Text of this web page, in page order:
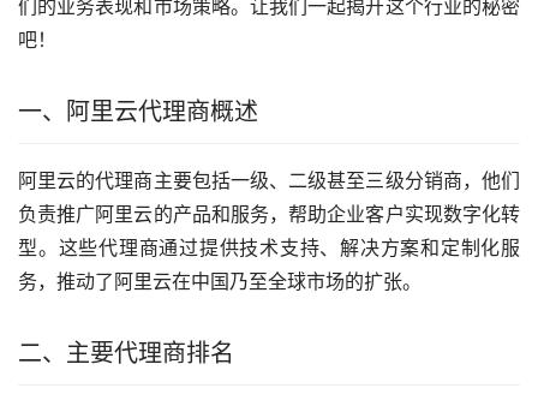
们的业务表现和市场策略。让我们一起揭开这个行业的秘密
吧！
一、阿里云代理商概述
阿里云的代理商主要包括一级、二级甚至三级分销商，他们
负责推广阿里云的产品和服务，帮助企业客户实现数字化转
型。这些代理商通过提供技术支持、解决方案和定制化服
务，推动了阿里云在中国乃至全球市场的扩张。
二、主要代理商排名